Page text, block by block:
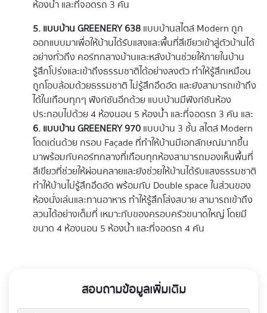
ห้องน้ำ และที่จอดรถ 3 คัน
5. แบบบ้าน GREENERY 638แบบบ้านสไตล์ Modern ถูก
ออกแบบมาเพื่อให้บ้านได้รับแสงและพื้นที่สีเขียวเข้าสู่ตัวบ้านได้
อย่างทั่วถึง คอร์ทกลางบ้านและหลังบ้านช่วยให้ภายในบ้าน
รู้สึกโปร่งและเข้าถึงธรรมชาติได้อย่างลงตัว ทำให้รู้สึกเหมือน
ถูกโอบล้อมด้วยธรรมชาติ ไม่รู้สึกอึดอัด และยังสามารถเข้าถึง
ได้ในเกือบทุกๆ ฟังก์ชันอีกด้วย แบบบ้านมีฟังก์ชันห้อง
ประกอบไปด้วย 4 ห้องนอน 5 ห้องน้ำ และที่จอดรถ 3 คัน และ
6. แบบบ้าน GREENERY 970แบบบ้าน 3 ชั้น สไตล์ Modern
โดดเด่นด้วย กรอบ Façade ที่ทำให้บ้านมีเอกลักษณ์มากขึ้น
มาพร้อมกับคอร์ทกลางที่เกือบทุกห้องสามารถมองเห็นพื้นที่
สีเขียวที่ช่วยให้ผ่อนคลายและยังช่วยให้บ้านได้รับแสงธรรมชาติ
ทำให้บ้านไม่รู้สึกอึดอัด พร้อมกับ Double space ในส่วนของ
ห้องนั่งเล่นและทานอาหาร ทำให้รู้สึกโล่งสบาย สามารถเข้าถึง
สวนได้อย่างเต็มที่ เหมาะกับของครอบครัวขนาดใหญ่ โดยมี
ขนาด 4 ห้องนอน 5 ห้องน้ำ และที่จอดรถ 4 คัน
สอบถามข้อมูลเพิ่มเติม